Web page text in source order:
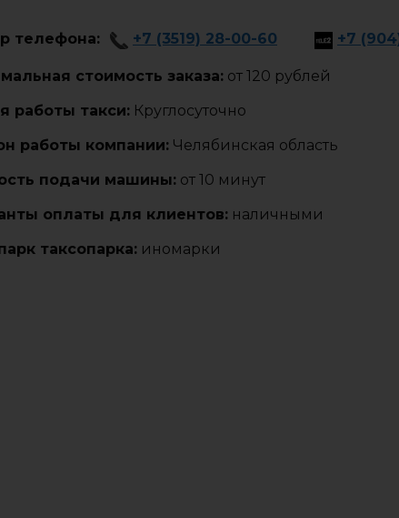
телефона: +7 (3519) 28-00-60 +7
стоимость заказа: от 120 рублей
работы такси: Круглосуточно
работы компании: Челябинская область
подачи машины: от 10 минут
оплаты для клиентов: наличными
таксопарка: иномарки